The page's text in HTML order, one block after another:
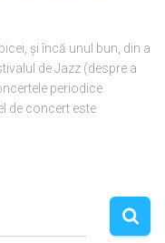
și încă unul bun, din a
de Jazz (despre a
periodice
de concert este